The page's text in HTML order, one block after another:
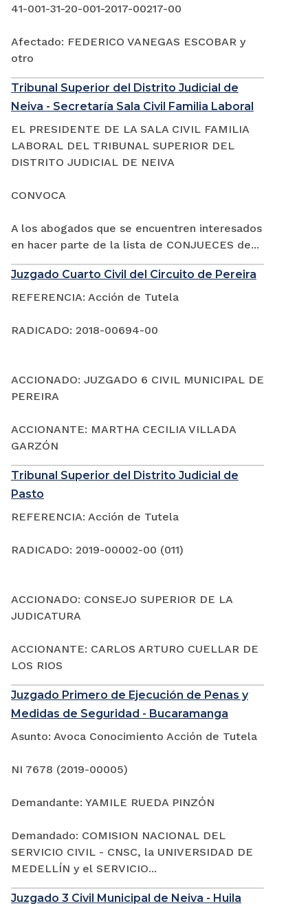
41-001-31-20-001-2017-00217-00
Afectado: FEDERICO VANEGAS ESCOBAR y
otro
Tribunal Superior del Distrito Judicial de
Neiva - Secretaría Sala Civil Familia Laboral
EL PRESIDENTE DE LA SALA CIVIL FAMILIA
LABORAL DEL TRIBUNAL SUPERIOR DEL
DISTRITO JUDICIAL DE NEIVA
CONVOCA
A los abogados que se encuentren interesados
en hacer parte de la lista de CONJUECES de...
Juzgado Cuarto Civil del Circuito de Pereira
REFERENCIA: Acción de Tutela
RADICADO: 2018-00694-00
ACCIONADO: JUZGADO 6 CIVIL MUNICIPAL DE
PEREIRA
ACCIONANTE: MARTHA CECILIA VILLADA
GARZÓN
Tribunal Superior del Distrito Judicial de
Pasto
REFERENCIA: Acción de Tutela
RADICADO: 2019-00002-00 (011)
ACCIONADO: CONSEJO SUPERIOR DE LA
JUDICATURA
ACCIONANTE: CARLOS ARTURO CUELLAR DE
LOS RIOS
Juzgado Primero de Ejecución de Penas y
Medidas de Seguridad - Bucaramanga
Asunto: Avoca Conocimiento Acción de Tutela
NI 7678 (2019-00005)
Demandante: YAMILE RUEDA PINZÓN
Demandado: COMISION NACIONAL DEL
SERVICIO CIVIL - CNSC, la UNIVERSIDAD DE
MEDELLÍN y el SERVICIO...
Juzgado 3 Civil Municipal de Neiva - Huila